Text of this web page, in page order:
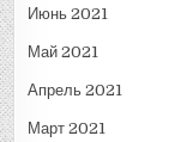
Июнь 2021
Май 2021
Апрель 2021
Март 2021